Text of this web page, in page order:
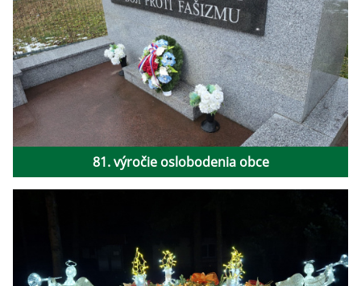
81. výročie oslobodenia obce